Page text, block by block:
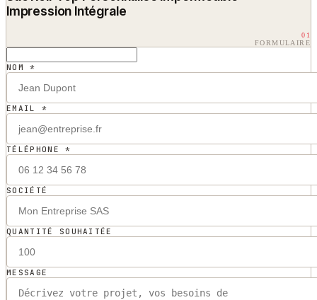
Impression Intégrale
01
FORMULAIRE
NOM *
EMAIL *
TÉLÉPHONE *
SOCIÉTÉ
QUANTITÉ SOUHAITÉE
MESSAGE